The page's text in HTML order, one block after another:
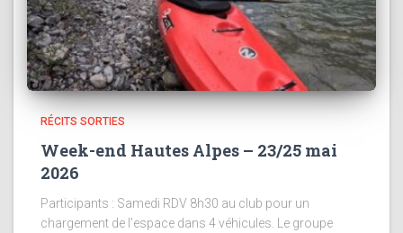
RÉCITS SORTIES
Week-end Hautes Alpes – 23/25 mai
2026
Participants : Samedi RDV 8h30 au club pour un
chargement de l’espace dans 4 véhicules. Le groupe